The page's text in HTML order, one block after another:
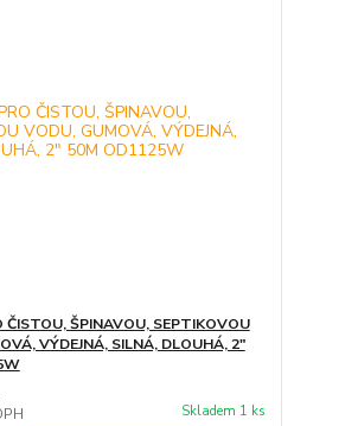
ČISTOU, ŠPINAVOU, SEPTIKOVOU
VÝDEJNÁ, SILNÁ, DLOUHÁ, 2"
Skladem 1 ks